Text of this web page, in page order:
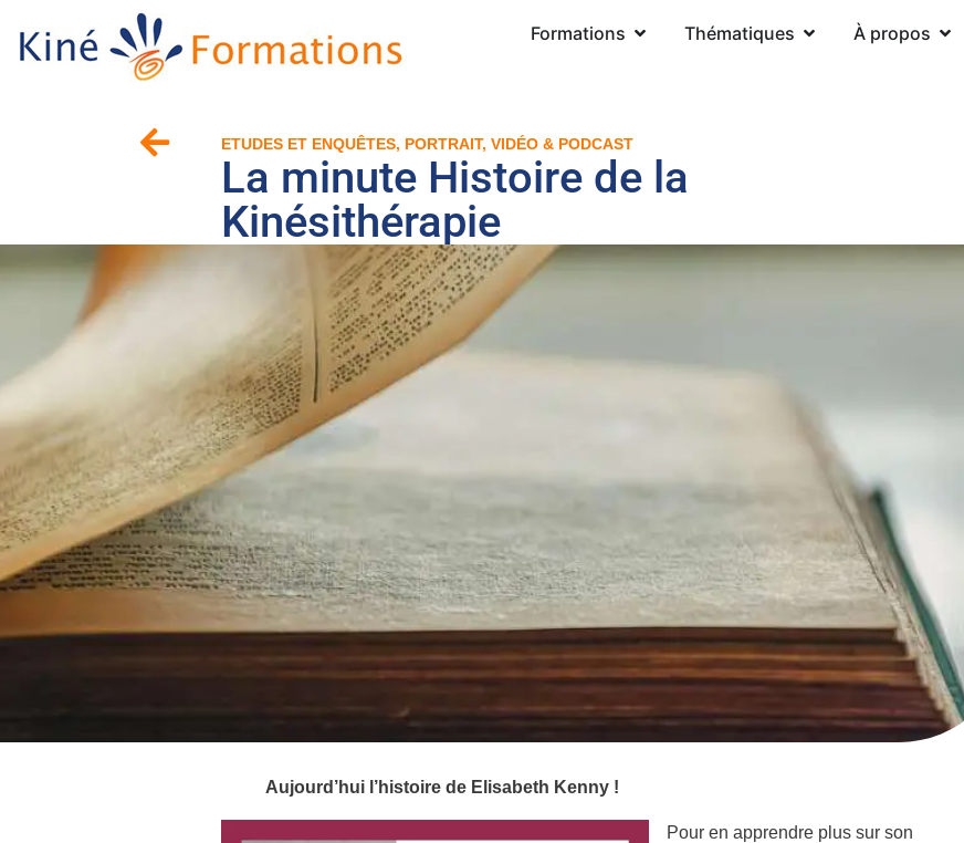
Formations Thématiques À propos
ETUDES ET ENQUÊTES, PORTRAIT, VIDÉO & PODCAST
La minute Histoire de la
Kinésithérapie
Aujourd’hui l’histoire de Elisabeth Kenny !
Pour en apprendre plus sur son